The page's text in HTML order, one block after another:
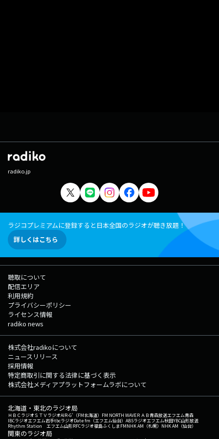
radiko.jp
ラジコプレミアムに登録すると日本全国のラジオが聴き放題！
詳しくはこちら
聴取について
配信エリア
利用規約
プライバシーポリシー
ライセンス情報
radiko news
株式会社radikoについて
ニュースリリース
採用情報
特定商取引に関する法律に基づく表示
株式会社メディアプラットフォームラボについて
北海道・東北のラジオ局
ＨＢＣラジオＳＴＶラジオAIR-G'（FM北海道） FM NORTH WAVEＲＡＢ青森放送エフエム青森
IBCラジオエフエム岩手tbcラジオDate fm（エフエム仙台） ABSラジオエフエム秋田YBC山形放送
Rhythm Station エフエム山形RFCラジオ福島ふくしまFMNHK AM（札幌） NHK AM（仙台）
関東のラジオ局